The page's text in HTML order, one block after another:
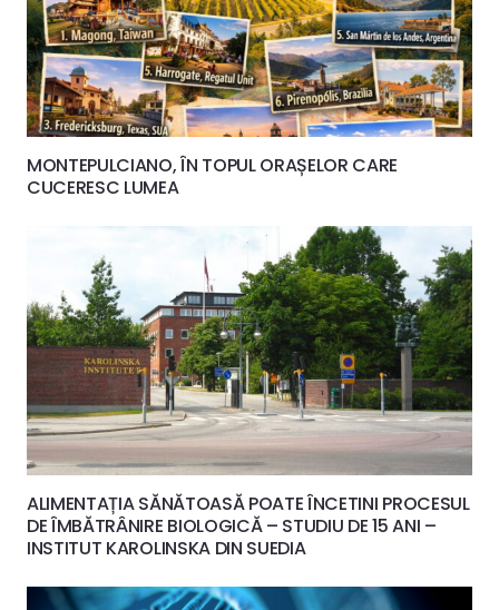
MONTEPULCIANO, ÎN TOPUL ORAȘELOR CARE
CUCERESC LUMEA
ALIMENTAȚIA SĂNĂTOASĂ POATE ÎNCETINI PROCESUL
DE ÎMBĂTRÂNIRE BIOLOGICĂ – STUDIU DE 15 ANI –
INSTITUT KAROLINSKA DIN SUEDIA